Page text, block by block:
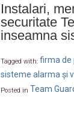
Instalari,
securitate
inseamna
Tagged with: firma de
sisteme alarma și
Posted in Team